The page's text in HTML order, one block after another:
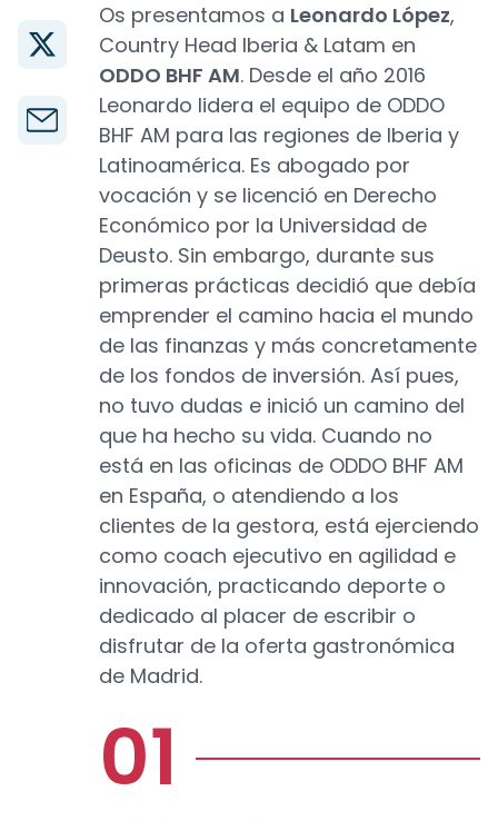
Os presentamos a Leonardo López,
Country Head Iberia & Latam en
ODDO BHF AM. Desde el año 2016
Leonardo lidera el equipo de ODDO
BHF AM para las regiones de Iberia y
Latinoamérica. Es abogado por
vocación y se licenció en Derecho
Económico por la Universidad de
Deusto. Sin embargo, durante sus
primeras prácticas decidió que debía
emprender el camino hacia el mundo
de las finanzas y más concretamente
de los fondos de inversión. Así pues,
no tuvo dudas e inició un camino del
que ha hecho su vida. Cuando no
está en las oficinas de ODDO BHF AM
en España, o atendiendo a los
clientes de la gestora, está ejerciendo
como coach ejecutivo en agilidad e
innovación, practicando deporte o
dedicado al placer de escribir o
disfrutar de la oferta gastronómica
de Madrid.